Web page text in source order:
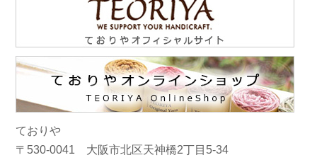
ておりや
〒530-0041 大阪市北区天神橋2丁目5-34